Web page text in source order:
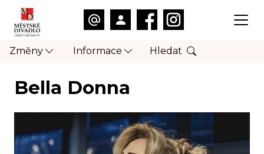
Změny Informace Hledat
Bella Donna